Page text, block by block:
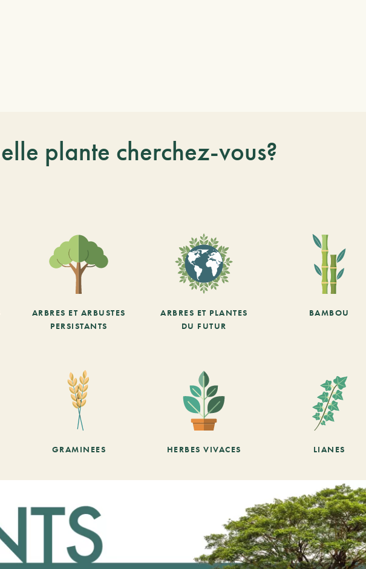
plante cherchez-vous?
ARBRES ET ARBUSTES
PERSISTANTS
ARBRES ET PLANTES
DU FUTUR
BAMBOU
GRAMINEES HERBES VIVACES LIANES